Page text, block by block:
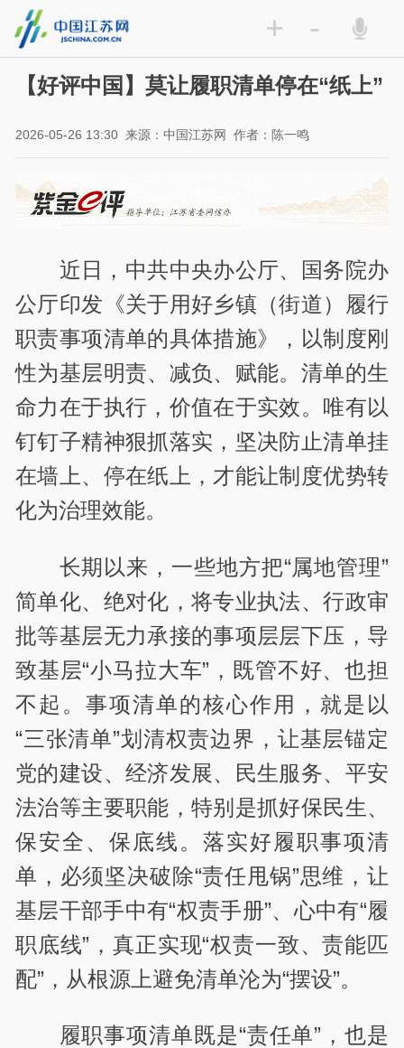
+ -
【好评中国】莫让履职清单停在“纸上”
2026-05-26 13:30 来源：中国江苏网 作者：陈一鸣
近日，中共中央办公厅、国务院办
公厅印发《关于用好乡镇（街道）履行
职责事项清单的具体措施》，以制度刚
性为基层明责、减负、赋能。清单的生
命力在于执行，价值在于实效。唯有以
钉钉子精神狠抓落实，坚决防止清单挂
在墙上、停在纸上，才能让制度优势转
化为治理效能。
长期以来，一些地方把“属地管理”
简单化、绝对化，将专业执法、行政审
批等基层无力承接的事项层层下压，导
致基层“小马拉大车”，既管不好、也担
不起。事项清单的核心作用，就是以
“三张清单”划清权责边界，让基层锚定
党的建设、经济发展、民生服务、平安
法治等主要职能，特别是抓好保民生、
保安全、保底线。落实好履职事项清
单，必须坚决破除“责任甩锅”思维，让
基层干部手中有“权责手册”、心中有“履
职底线”，真正实现“权责一致、责能匹
配”，从根源上避免清单沦为“摆设”。
履职事项清单既是“责任单”，也是